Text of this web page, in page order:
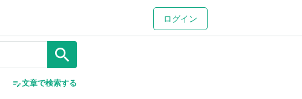
ログイン
search
edit_note文章で検索する